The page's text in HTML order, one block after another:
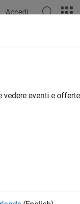
Accedi
eventi e